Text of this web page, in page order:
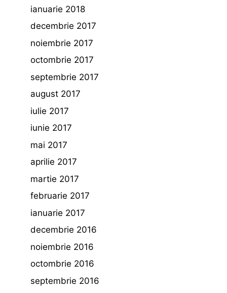
ianuarie 2018
decembrie 2017
noiembrie 2017
octombrie 2017
septembrie 2017
august 2017
iulie 2017
iunie 2017
mai 2017
aprilie 2017
martie 2017
februarie 2017
ianuarie 2017
decembrie 2016
noiembrie 2016
octombrie 2016
septembrie 2016